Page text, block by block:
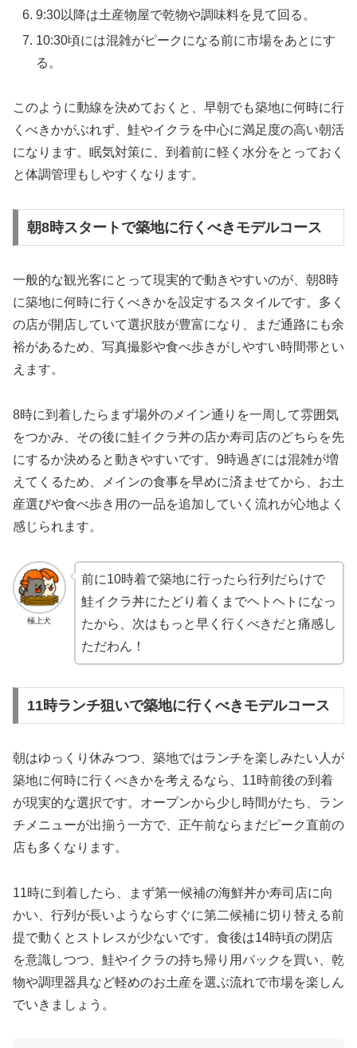
9:30以降は土産物屋で乾物や調味料を見て回る。
10:30頃には混雑がピークになる前に市場をあとにす
る。
このように動線を決めておくと、早朝でも築地に何時に行
くべきかがぶれず、鮭やイクラを中心に満足度の高い朝活
になります。眠気対策に、到着前に軽く水分をとっておく
と体調管理もしやすくなります。
朝8時スタートで築地に行くべきモデルコース
一般的な観光客にとって現実的で動きやすいのが、朝8時
に築地に何時に行くべきかを設定するスタイルです。多く
の店が開店していて選択肢が豊富になり、まだ通路にも余
裕があるため、写真撮影や食べ歩きがしやすい時間帯とい
えます。
8時に到着したらまず場外のメイン通りを一周して雰囲気
をつかみ、その後に鮭イクラ丼の店か寿司店のどちらを先
にするか決めると動きやすいです。9時過ぎには混雑が増
えてくるため、メインの食事を早めに済ませてから、お土
産選びや食べ歩き用の一品を追加していく流れが心地よく
感じられます。
極上犬
前に10時着で築地に行ったら行列だらけで
鮭イクラ丼にたどり着くまでヘトヘトになっ
たから、次はもっと早く行くべきだと痛感し
ただわん！
11時ランチ狙いで築地に行くべきモデルコース
朝はゆっくり休みつつ、築地ではランチを楽しみたい人が
築地に何時に行くべきかを考えるなら、11時前後の到着
が現実的な選択です。オープンから少し時間がたち、ラン
チメニューが出揃う一方で、正午前ならまだピーク直前の
店も多くなります。
11時に到着したら、まず第一候補の海鮮丼か寿司店に向
かい、行列が長いようならすぐに第二候補に切り替える前
提で動くとストレスが少ないです。食後は14時頃の閉店
を意識しつつ、鮭やイクラの持ち帰り用パックを買い、乾
物や調理器具など軽めのお土産を選ぶ流れで市場を楽しん
でいきましょう。